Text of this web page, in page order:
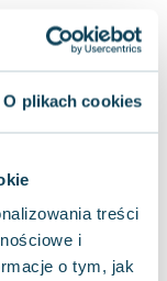
O plikach cookies
treści
i
o tym, jak